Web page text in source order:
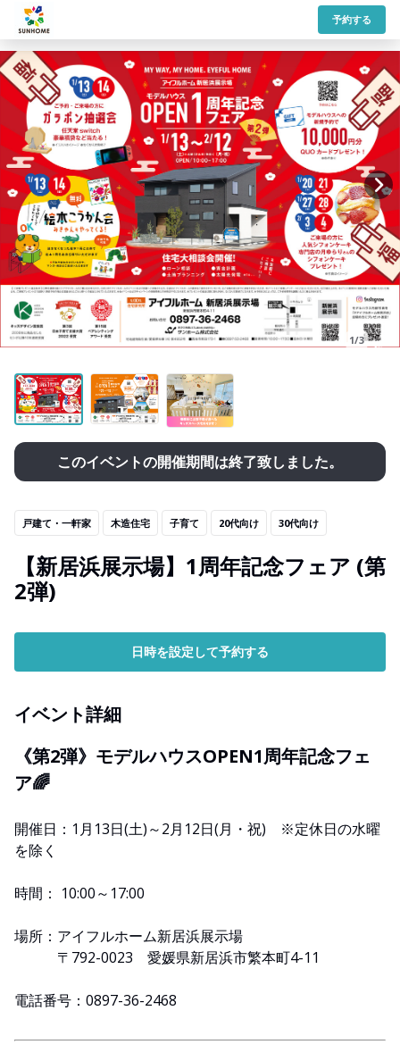
予約する
1/3
このイベントの開催期間は終了致しました。
戸建て・一軒家 木造住宅 子育て 20代向け 30代向け
【新居浜展示場】1周年記念フェア (第
2弾)
日時を設定して予約する
イベント詳細
《第2弾》モデルハウスOPEN1周年記念フェ
ア🌈
開催日：1月13日(土)～2月12日(月・祝) ※定休日の水曜
を除く
時間： 10:00～17:00
場所：アイフルホーム新居浜展示場
〒792-0023 愛媛県新居浜市繁本町4-11
電話番号：0897-36-2468